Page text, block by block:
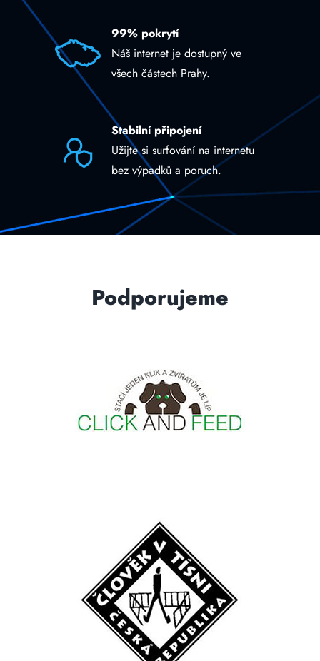
99% pokrytí
Náš internet je dostupný ve
všech částech Prahy.
Stabilní připojení
Užijte si surfování na internetu
bez výpadků a poruch.
Podporujeme